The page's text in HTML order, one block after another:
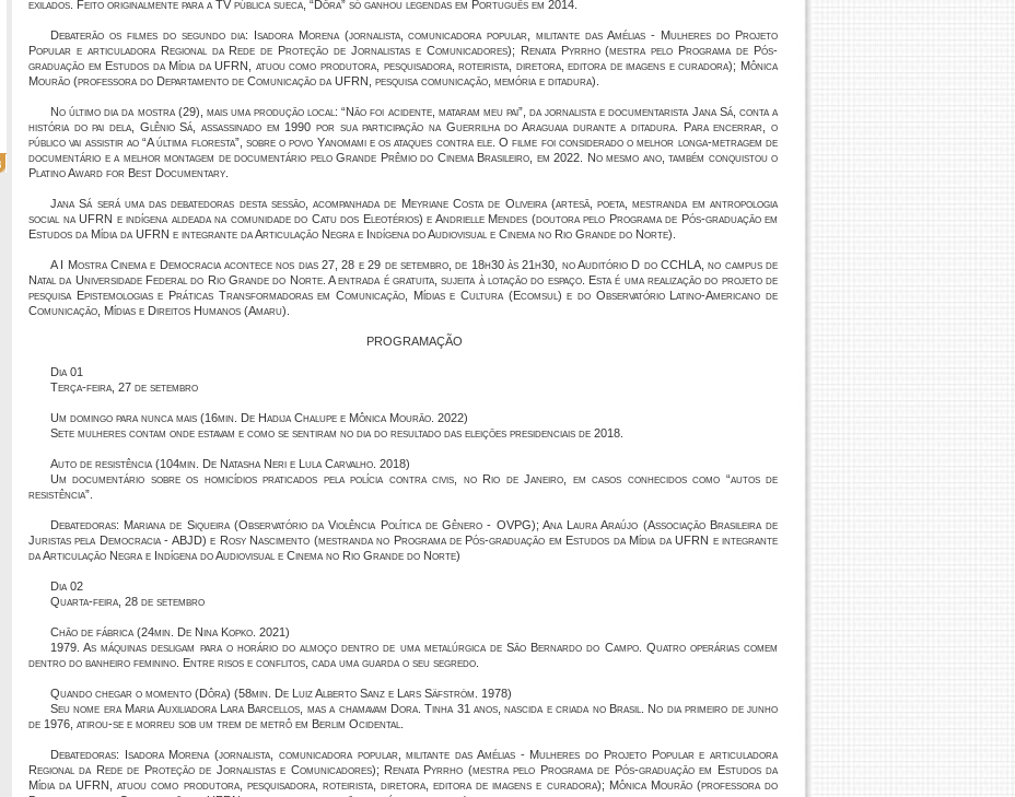
exilados. Feito originalmente para a TV pública sueca, “Dôra” só ganhou legendas em Português em 2014.
Debaterão os filmes do segundo dia: Isadora Morena (jornalista, comunicadora popular, militante das Amélias - Mulheres do Projeto
Popular e articuladora Regional da Rede de Proteção de Jornalistas e Comunicadores); Renata Pyrrho (mestra pelo Programa de Pós-
graduação em Estudos da Mídia da UFRN, atuou como produtora, pesquisadora, roteirista, diretora, editora de imagens e curadora); Mônica
Mourão (professora do Departamento de Comunicação da UFRN, pesquisa comunicação, memória e ditadura).
No último dia da mostra (29), mais uma produção local: “Não foi acidente, mataram meu pai”, da jornalista e documentarista Jana Sá, conta a
história do pai dela, Glênio Sá, assassinado em 1990 por sua participação na Guerrilha do Araguaia durante a ditadura. Para encerrar, o
público vai assistir ao “A última floresta”, sobre o povo Yanomami e os ataques contra ele. O filme foi considerado o melhor longa-metragem de
documentário e a melhor montagem de documentário pelo Grande Prêmio do Cinema Brasileiro, em 2022. No mesmo ano, também conquistou o
Platino Award for Best Documentary.
Jana Sá será uma das debatedoras desta sessão, acompanhada de Meyriane Costa de Oliveira (artesã, poeta, mestranda em antropologia
social na UFRN e indígena aldeada na comunidade do Catu dos Eleotérios) e Andrielle Mendes (doutora pelo Programa de Pós-graduação em
Estudos da Mídia da UFRN e integrante da Articulação Negra e Indígena do Audiovisual e Cinema no Rio Grande do Norte).
A I Mostra Cinema e Democracia acontece nos dias 27, 28 e 29 de setembro, de 18h30 às 21h30, no Auditório D do CCHLA, no campus de
Natal da Universidade Federal do Rio Grande do Norte. A entrada é gratuita, sujeita à lotação do espaço. Esta é uma realização do projeto de
pesquisa Epistemologias e Práticas Transformadoras em Comunicação, Mídias e Cultura (Ecomsul) e do Observatório Latino-Americano de
Comunicação, Mídias e Direitos Humanos (Amaru).
PROGRAMAÇÃO
Dia 01
Terça-feira, 27 de setembro
Um domingo para nunca mais (16min. De Hadija Chalupe e Mônica Mourão. 2022)
Sete mulheres contam onde estavam e como se sentiram no dia do resultado das eleições presidenciais de 2018.
Auto de resistência (104min. De Natasha Neri e Lula Carvalho. 2018)
Um documentário sobre os homicídios praticados pela polícia contra civis, no Rio de Janeiro, em casos conhecidos como “autos de
resistência”.
Debatedoras: Mariana de Siqueira (Observatório da Violência Política de Gênero - OVPG); Ana Laura Araújo (Associação Brasileira de
Juristas pela Democracia - ABJD) e Rosy Nascimento (mestranda no Programa de Pós-graduação em Estudos da Mídia da UFRN e integrante
da Articulação Negra e Indígena do Audiovisual e Cinema no Rio Grande do Norte)
Dia 02
Quarta-feira, 28 de setembro
Chão de fábrica (24min. De Nina Kopko. 2021)
1979. As máquinas desligam para o horário do almoço dentro de uma metalúrgica de São Bernardo do Campo. Quatro operárias comem
dentro do banheiro feminino. Entre risos e conflitos, cada uma guarda o seu segredo.
Quando chegar o momento (Dôra) (58min. De Luiz Alberto Sanz e Lars Säfström. 1978)
Seu nome era Maria Auxiliadora Lara Barcellos, mas a chamavam Dora. Tinha 31 anos, nascida e criada no Brasil. No dia primeiro de junho
de 1976, atirou-se e morreu sob um trem de metrô em Berlim Ocidental.
Debatedoras: Isadora Morena (jornalista, comunicadora popular, militante das Amélias - Mulheres do Projeto Popular e articuladora
Regional da Rede de Proteção de Jornalistas e Comunicadores); Renata Pyrrho (mestra pelo Programa de Pós-graduação em Estudos da
Mídia da UFRN, atuou como produtora, pesquisadora, roteirista, diretora, editora de imagens e curadora); Mônica Mourão (professora do